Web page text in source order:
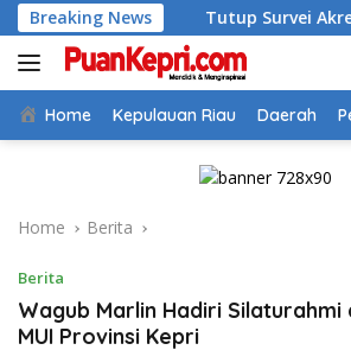
Skip
to
content
Breaking News
Tutup Survei Akreditasi RSUD
Home Kepulauan Riau Daerah
Home Berita
Berita
Wagub Marlin Hadiri Silaturahmi
MUI Provinsi Kepri